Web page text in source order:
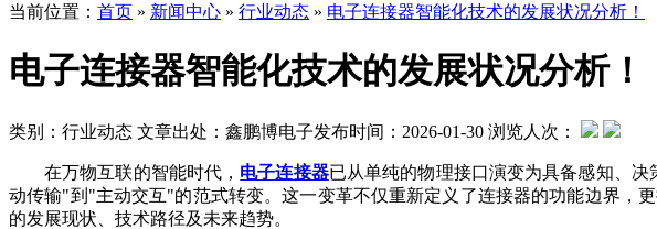
当前位置： 首页 » 新闻中心 » 行业动态 » 电子连接器智能化技术的发展状况分析！
电子连接器智能化技术的发展状况分析！
类别：行业动态 文章出处：鑫鹏博电子发布时间：2026-01-30 浏览人次：
在万物互联的智能时代， 电子连接器已从单纯的物理接口演变为具备感知、
动传输"到"主动交互"的范式转变。这一变革不仅重新定义了连接器的功能边界，
的发展现状、技术路径及未来趋势。